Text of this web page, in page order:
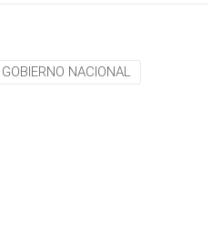
GOBIERNO NACIONAL